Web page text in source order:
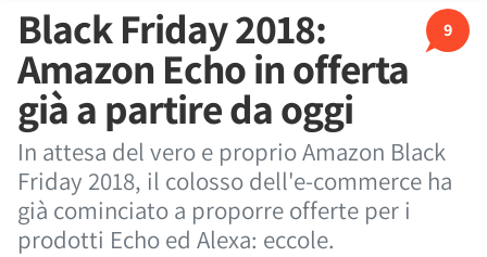
9
Black Friday 2018:
Amazon Echo in offerta
già a partire da oggi
In attesa del vero e proprio Amazon Black
Friday 2018, il colosso dell'e-commerce ha
già cominciato a proporre offerte per i
prodotti Echo ed Alexa: eccole.